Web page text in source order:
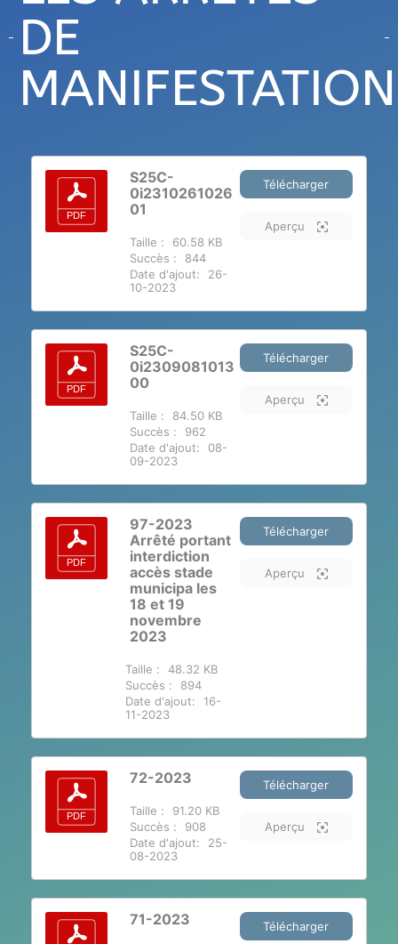
DE
S25C-
0i2310261026
01
Taille :
60.58 KB
Succès :
844
Date d'ajout:
26-
10-2023
Télécharger
Aperçu
S25C-
0i2309081013
00
Taille :
84.50 KB
Succès :
962
Date d'ajout:
08-
09-2023
Télécharger
Aperçu
97-2023
Arrêté portant
interdiction
accès stade
municipa les
18 et 19
novembre
2023
Taille :
48.32 KB
Succès :
894
Date d'ajout:
16-
11-2023
Télécharger
Aperçu
72-2023
Taille :
91.20 KB
Succès :
908
Date d'ajout:
25-
08-2023
Télécharger
Aperçu
71-2023 Télécharger